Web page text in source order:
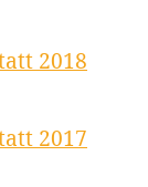
2018
2017